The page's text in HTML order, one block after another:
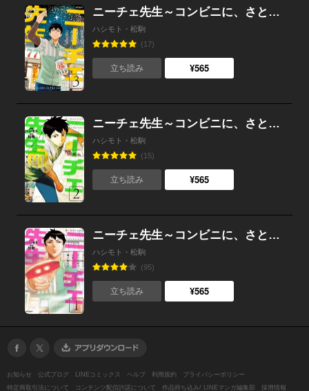
ニーチェ先生～コンビニに、さとり世代の新人が舞い降りた～ 3
ハシモト・松駒
(17)
立ち読み ¥565
ニーチェ先生～コンビニに、さとり世代の新人が舞い降りた～ 2
ハシモト・松駒
(15)
立ち読み ¥565
ニーチェ先生～コンビニに、さとり世代の新人が舞い降りた～ 1
ハシモト・松駒
(95)
立ち読み ¥565
お知らせ 公式ブログ LINEコミックス ヘルプ 利用規約
プライバシーポリシー
特定商取引法について
コンテンツ配信許諾について 作品持ち込み/ LINEマンガ編集部 採用情報